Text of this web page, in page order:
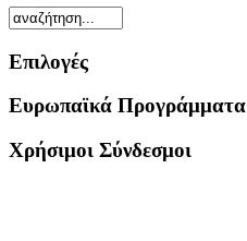
Επιλογές
Ευρωπαϊκά Προγράμματα
Χρήσιμοι Σύνδεσμοι